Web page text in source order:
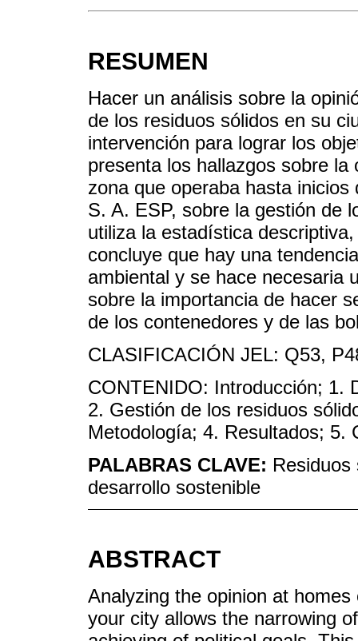
RESUMEN
Hacer un análisis sobre la
de los residuos sólidos en su
intervención para lograr los
presenta los hallazgos sobre
zona que operaba hasta
S. A. ESP, sobre la gestión de
utiliza la estadística
concluye que hay una
ambiental y se hace necesaria
sobre la importancia de hacer
de los contenedores y de las
CLASIFICACIÓN JEL: Q53,
CONTENIDO: Introducción; 1.
2. Gestión de los residuos
Metodología; 4. Resultados; 5.
PALABRAS CLAVE:
desarrollo sostenible
ABSTRACT
Analyzing the opinion at
your city allows the narrowing